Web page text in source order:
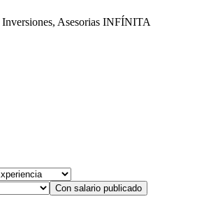
Asesorias INFÍNITA
Con salario publicado